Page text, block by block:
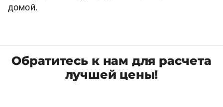
домой.
Обратитесь к нам для расчета
лучшей цены!